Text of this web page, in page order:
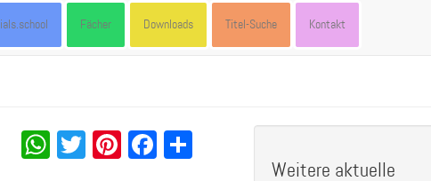
Fächer Downloads Titel-Suche Kontakt
WhatsApp
Twitter
Pinterest
Facebook
Share
Weitere aktuelle